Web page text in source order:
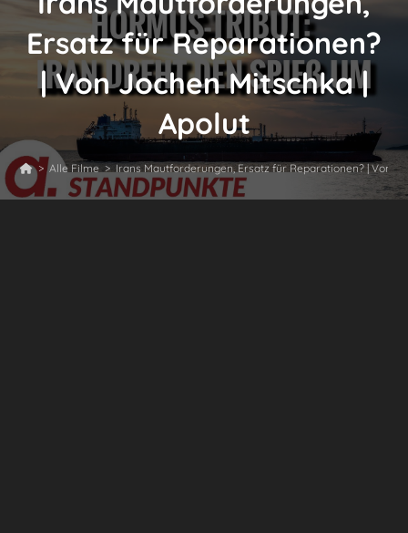
Ersatz für Reparationen?
| Von Jochen Mitschka |
Apolut
> Alle Filme > Irans Mautforderungen, Ersatz für Reparationen? | Von